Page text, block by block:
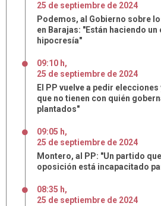
25 de septiembre de 2024
Podemos, al Gobierno sobre
en Barajas: "Están haciendo
hipocresía"
09:10 h,
25 de septiembre de 2024
El PP vuelve a pedir
que no tienen con quién
plantados"
09:05 h,
25 de septiembre de 2024
Montero, al PP: "Un partido
oposición está incapacitado
08:35 h,
25 de septiembre de 2024